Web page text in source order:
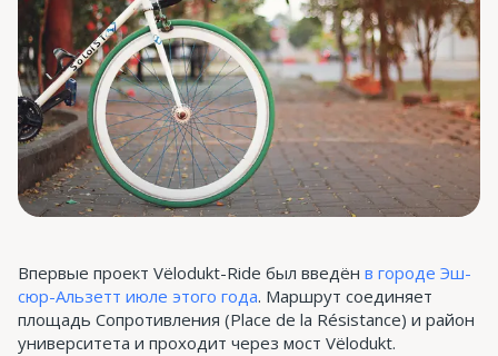
Впервые проект Vëlodukt-Ride был введён в городе Эш-
сюр-Альзетт июле этого года. Маршрут соединяет
площадь Сопротивления (Place de la Résistance) и район
университета и проходит через мост Vëlodukt.